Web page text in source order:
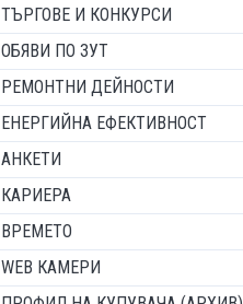
ТЪРГОВЕ И КОНКУРСИ
ОБЯВИ ПО ЗУТ
РЕМОНТНИ ДЕЙНОСТИ
ЕНЕРГИЙНА ЕФЕКТИВНОСТ
АНКЕТИ
КАРИЕРА
ВРЕМЕТО
WEB КАМЕРИ